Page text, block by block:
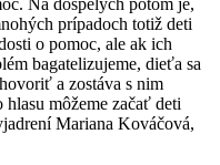
Na dospelých potom je,
prípadoch totiž deti
o pomoc, ale ak ich
bagatelizujeme, dieťa sa
a zostáva s nim
hlasu môžeme začať deti
Mariana Kováčová,